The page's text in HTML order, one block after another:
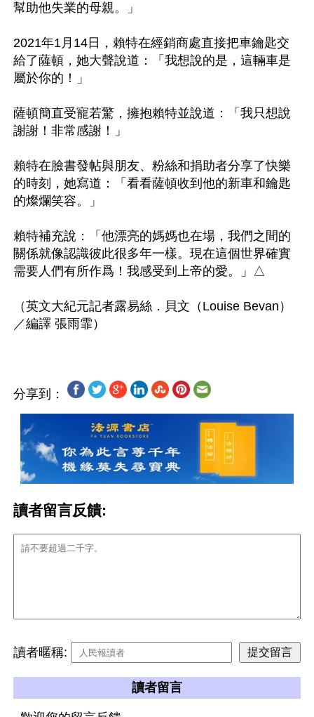
幫助他失業的母親。」
2021年1月14日，賴特在經銷商處直接把車鑰匙交
給了薩頓，她大聲說道：「我想說的是，這輛車是
屬於你的！」
薩頓簡直受寵若驚，擁抱賴特並說道：「我只想說
謝謝！非常感謝！」
賴特在臉書發帖與朋友、粉絲和捐助者分享了快樂
的時刻，她寫道：「看看薩頓收到他的新車和鑰匙
的燦爛笑容。」
賴特補充說：「他漂亮的媽媽也在場，我們之間的
關係就像認識彼此很多年一樣。現在這個世界確實
需要人們有所作爲！我感受到上帝的愛。」△
（英文大紀元記者露易絲．貝文（Louise Bevan）
分享到：
讀者留言反饋:
讀者暱稱:
讀者留言